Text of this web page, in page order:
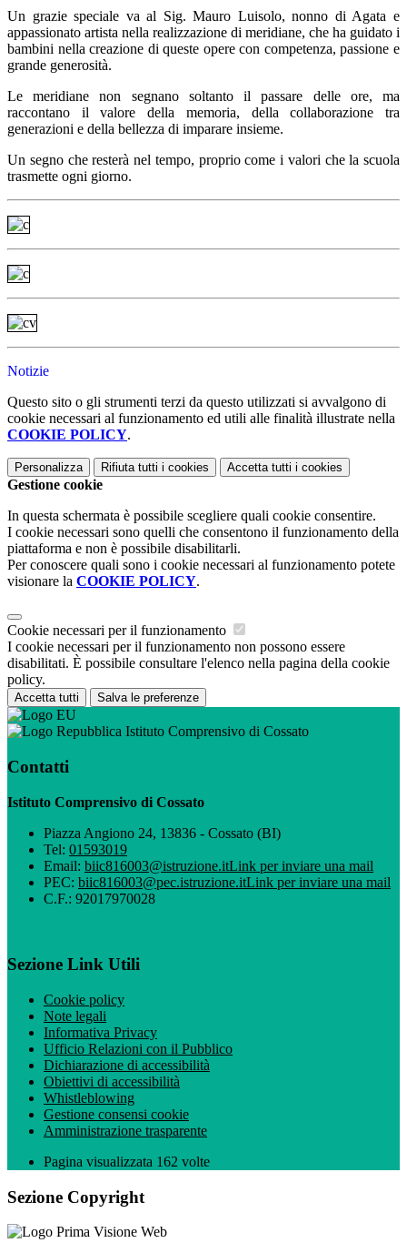
Un grazie speciale va al Sig. Mauro Luisolo, nonno di Agata e
appassionato artista nella realizzazione di meridiane, che ha guidato i
bambini nella creazione di queste opere con competenza, passione e
grande generosità.
Le meridiane non segnano soltanto il passare delle ore, ma
raccontano il valore della memoria, della collaborazione tra
generazioni e della bellezza di imparare insieme.
Un segno che resterà nel tempo, proprio come i valori che la scuola
trasmette ogni giorno.
Notizie
Questo sito o gli strumenti terzi da questo utilizzati si avvalgono di
cookie necessari al funzionamento ed utili alle finalità illustrate nella
COOKIE POLICY.
Personalizza Rifiuta tutti i cookies Accetta tutti i cookies
Gestione cookie
In questa schermata è possibile scegliere quali cookie consentire.
I cookie necessari sono quelli che consentono il funzionamento della
piattaforma e non è possibile disabilitarli.
Per conoscere quali sono i cookie necessari al funzionamento potete
visionare la COOKIE POLICY.
Cookie necessari per il funzionamento
I cookie necessari per il funzionamento non possono essere
disabilitati. È possibile consultare l'elenco nella pagina della cookie
policy.
Accetta tutti Salva le preferenze
Istituto Comprensivo di Cossato
Contatti
Istituto Comprensivo di Cossato
Piazza Angiono 24, 13836 - Cossato (BI)
Tel: 01593019
Email: biic816003@istruzione.itLink per inviare una mail
PEC: biic816003@pec.istruzione.itLink per inviare una mail
C.F.: 92017970028
Sezione Link Utili
Cookie policy
Note legali
Informativa Privacy
Ufficio Relazioni con il Pubblico
Dichiarazione di accessibilità
Obiettivi di accessibilità
Whistleblowing
Gestione consensi cookie
Amministrazione trasparente
Pagina visualizzata 162 volte
Sezione Copyright